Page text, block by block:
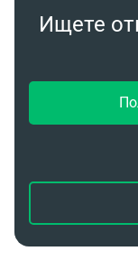
Ищете